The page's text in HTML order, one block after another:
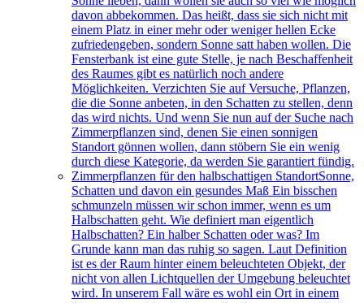
davon abbekommen. Das heißt, dass sie sich nicht mit
einem Platz in einer mehr oder weniger hellen Ecke
zufriedengeben, sondern Sonne satt haben wollen. Die
Fensterbank ist eine gute Stelle, je nach Beschaffenheit
des Raumes gibt es natürlich noch andere
Möglichkeiten. Verzichten Sie auf Versuche, Pflanzen,
die die Sonne anbeten, in den Schatten zu stellen, denn
das wird nichts. Und wenn Sie nun auf der Suche nach
Zimmerpflanzen sind, denen Sie einen sonnigen
Standort gönnen wollen, dann stöbern Sie ein wenig
durch diese Kategorie, da werden Sie garantiert fündig.
Zimmerpflanzen für den halbschattigen StandortSonne,
Schatten und davon ein gesundes Maß Ein bisschen
schmunzeln müssen wir schon immer, wenn es um
Halbschatten geht. Wie definiert man eigentlich
Halbschatten? Ein halber Schatten oder was? Im
Grunde kann man das ruhig so sagen. Laut Definition
ist es der Raum hinter einem beleuchteten Objekt, der
nicht von allen Lichtquellen der Umgebung beleuchtet
wird. In unserem Fall wäre es wohl ein Ort in einem